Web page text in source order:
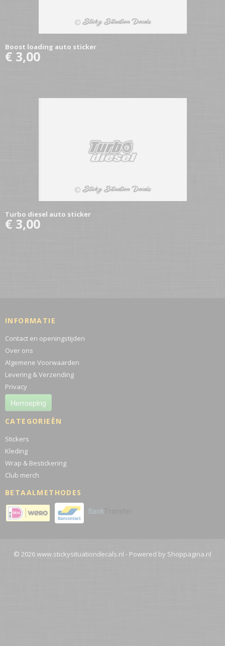
Boost loading auto sticker
€ 3,00
Turbo diesel auto sticker
€ 3,00
INFORMATIE
Contact en openingstijden
Over ons
Algemene Voorwaarden
Levering & Verzending
Privacy
Herroeping
CATEGORIEËN
Stickers
Kleding
Wrap & Bestickering
Club merch
BETAALMETHODES
© 2026 www.stickysituationdecals.nl - Powered by Shoppagina.nl